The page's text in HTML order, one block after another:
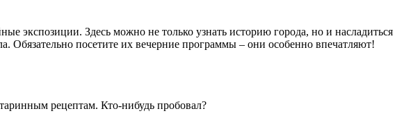
экспозиции. Здесь можно не только узнать историю города, но и насладиться
Обязательно посетите их вечерние программы – они особенно впечатляют!
рецептам. Кто-нибудь пробовал?